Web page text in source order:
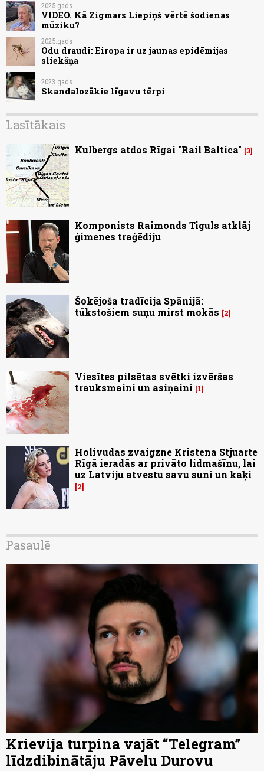
2025.gads
VIDEO. Kā Zigmars Liepiņš vērtē šodienas
mūziku?
2025.gads
Odu draudi: Eiropa ir uz jaunas epidēmijas
sliekšņa
2023.gads
Skandalozākie līgavu tērpi
Lasītākais
Kulbergs atdos Rīgai "Rail Baltica" 3
Komponists Raimonds Tiguls atklāj
ģimenes traģēdiju
Šokējoša tradīcija Spānijā:
tūkstošiem suņu mirst mokās
2
Viesītes pilsētas svētki izvēršas
trauksmaini un asiņaini
1
Holivudas zvaigzne Kristena Stjuarte
Rīgā ieradās ar privāto lidmašīnu, lai
uz Latviju atvestu savu suni un kaķi
2
Pasaulē
Krievija turpina vajāt “Telegram”
līdzdibinātāju Pāvelu Durovu